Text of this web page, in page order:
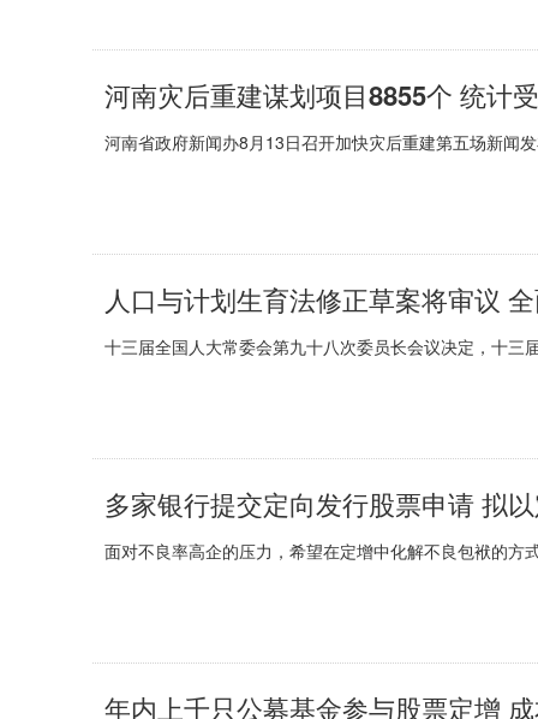
河南灾后重建谋划项目8855个 统计
河南省政府新闻办8月13日召开加快灾后重建第五场新闻
人口与计划生育法修正草案将审议
十三届全国人大常委会第九十八次委员长会议决定，十
多家银行提交定向发行股票申请 拟
面对不良率高企的压力，希望在定增中化解不良包袱的
年内上千只公募基金参与股票定增